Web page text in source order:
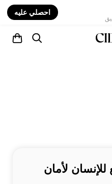
احصلي عليه
لأمان